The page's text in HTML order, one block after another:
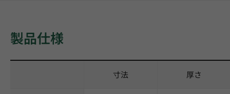
製品仕様
寸法 厚さ